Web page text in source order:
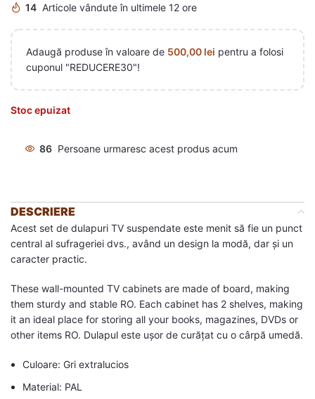
14 Articole vândute în ultimele 12 ore
Adaugă produse în valoare de 500,00 lei pentru a folosi
cuponul "REDUCERE30"!
Stoc epuizat
86 Persoane urmaresc acest produs acum
DESCRIERE
Acest set de dulapuri TV suspendate este menit să fie un punct
central al sufrageriei dvs., având un design la modă, dar și un
caracter practic.
These wall-mounted TV cabinets are made of board, making
them sturdy and stable RO. Each cabinet has 2 shelves, making
it an ideal place for storing all your books, magazines, DVDs or
other items RO. Dulapul este ușor de curățat cu o cârpă umedă.
Culoare: Gri extralucios
Material: PAL